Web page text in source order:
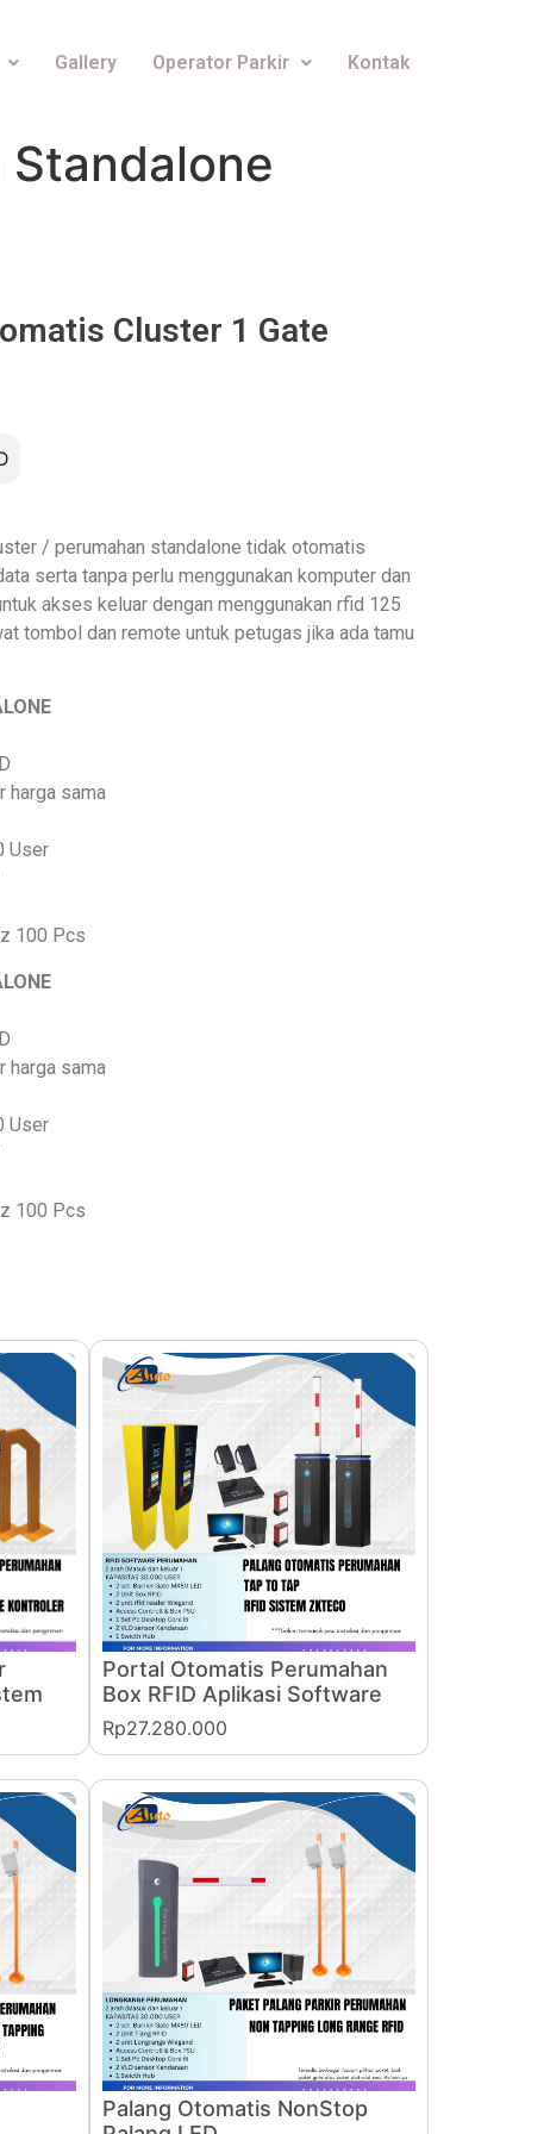
Gallery Operator Parkir Kontak
Standalone
Cluster 1 Gate
/ perumahan standalone tidak otomatis
serta tanpa perlu menggunakan komputer dan
akses keluar dengan menggunakan rfid 125
tombol dan remote untuk petugas jika ada tamu
harga sama
User
100 Pcs
harga sama
User
100 Pcs
Portal Otomatis Perumahan
Box RFID Aplikasi Software
Rp27.280.000
Palang Otomatis NonStop